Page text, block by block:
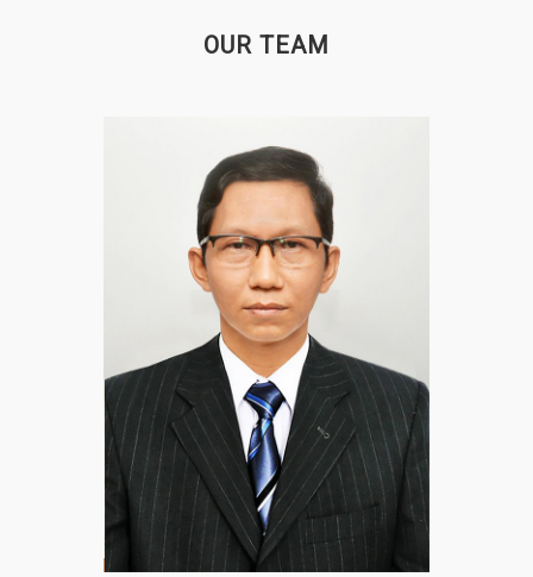
OUR TEAM